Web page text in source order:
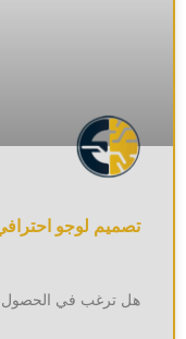
تصميم لوجو
هل ترغب في الحصول